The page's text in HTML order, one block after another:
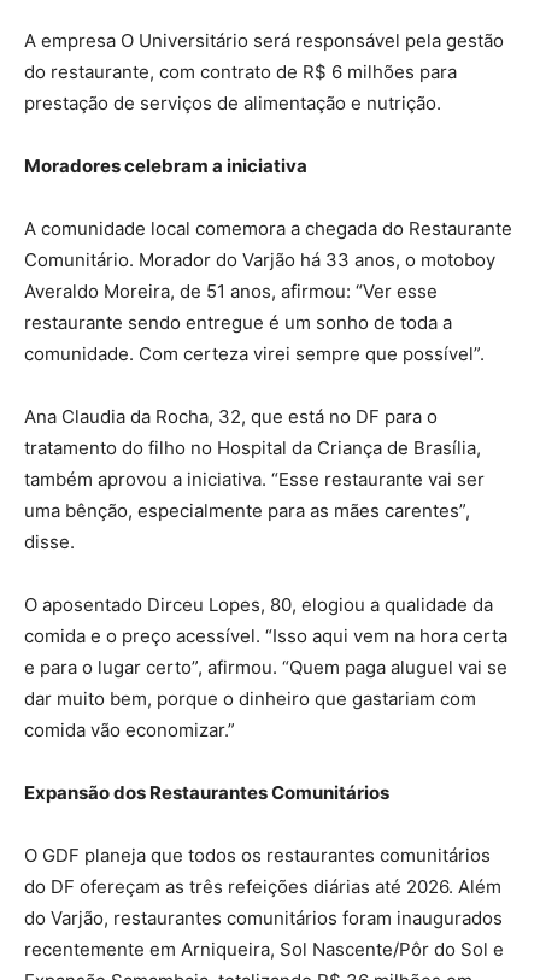
A empresa O Universitário será responsável pela gestão
do restaurante, com contrato de R$ 6 milhões para
prestação de serviços de alimentação e nutrição.
Moradores celebram a iniciativa
A comunidade local comemora a chegada do Restaurante
Comunitário. Morador do Varjão há 33 anos, o motoboy
Averaldo Moreira, de 51 anos, afirmou: “Ver esse
restaurante sendo entregue é um sonho de toda a
comunidade. Com certeza virei sempre que possível”.
Ana Claudia da Rocha, 32, que está no DF para o
tratamento do filho no Hospital da Criança de Brasília,
também aprovou a iniciativa. “Esse restaurante vai ser
uma bênção, especialmente para as mães carentes”,
disse.
O aposentado Dirceu Lopes, 80, elogiou a qualidade da
comida e o preço acessível. “Isso aqui vem na hora certa
e para o lugar certo”, afirmou. “Quem paga aluguel vai se
dar muito bem, porque o dinheiro que gastariam com
comida vão economizar.”
Expansão dos Restaurantes Comunitários
O GDF planeja que todos os restaurantes comunitários
do DF ofereçam as três refeições diárias até 2026. Além
do Varjão, restaurantes comunitários foram inaugurados
recentemente em Arniqueira, Sol Nascente/Pôr do Sol e